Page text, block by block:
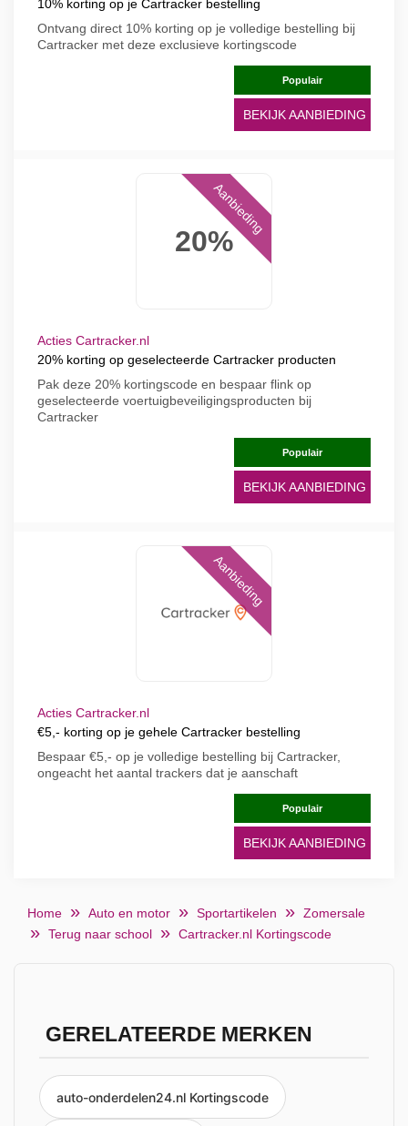
10% korting op je Cartracker bestelling
Ontvang direct 10% korting op je volledige bestelling bij
Cartracker met deze exclusieve kortingscode
Populair
BEKIJK AANBIEDING
20%
Aanbieding
Acties Cartracker.nl
20% korting op geselecteerde Cartracker producten
Pak deze 20% kortingscode en bespaar flink op
geselecteerde voertuigbeveiligingsproducten bij
Cartracker
Populair
BEKIJK AANBIEDING
Aanbieding
Acties Cartracker.nl
€5,- korting op je gehele Cartracker bestelling
Bespaar €5,- op je volledige bestelling bij Cartracker,
ongeacht het aantal trackers dat je aanschaft
Populair
BEKIJK AANBIEDING
Home Auto en motor Sportartikelen
Zomersale
Terug naar school
Cartracker.nl Kortingscode
GERELATEERDE MERKEN
auto-onderdelen24.nl Kortingscode